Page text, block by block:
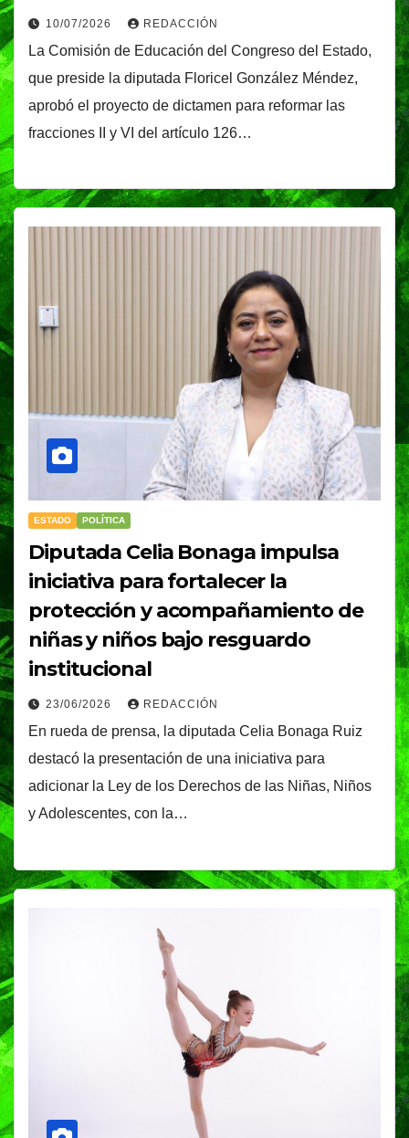
10/07/2026 REDACCIÓN
La Comisión de Educación del Congreso del Estado,
que preside la diputada Floricel González Méndez,
aprobó el proyecto de dictamen para reformar las
fracciones II y VI del artículo 126…
ESTADO POLÍTICA
Diputada Celia Bonaga impulsa
iniciativa para fortalecer la
protección y acompañamiento de
niñas y niños bajo resguardo
institucional
23/06/2026 REDACCIÓN
En rueda de prensa, la diputada Celia Bonaga Ruiz
destacó la presentación de una iniciativa para
adicionar la Ley de los Derechos de las Niñas, Niños
y Adolescentes, con la…